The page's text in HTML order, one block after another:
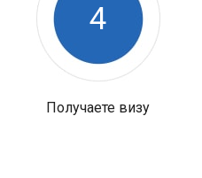
4
Получаете визу